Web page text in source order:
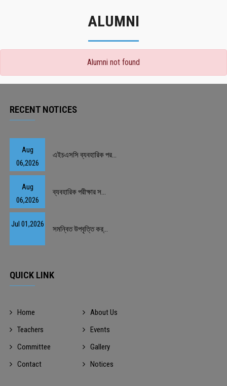
ALUMNI
Alumni not found
RECENT NOTICES
Aug
06,2026
এইচএসসি ব্যবহারিক পর...
Aug
06,2026
ব্যবহারিক পরীক্ষার স...
Jul 01,2026
সমন্বিত উপবৃত্তি কর্...
QUICK LINK
Home
About Us
Teachers
Events
Committee
Gallery
Contact
Notices